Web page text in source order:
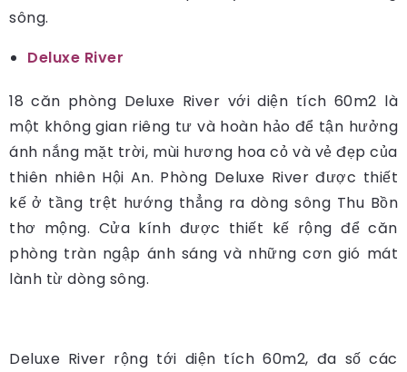
sông.
Deluxe River
18 căn phòng Deluxe River với diện tích 60m2 là
một không gian riêng tư và hoàn hảo để tận hưởng
ánh nắng mặt trời, mùi hương hoa cỏ và vẻ đẹp của
thiên nhiên Hội An. Phòng Deluxe River được thiết
kế ở tầng trệt hướng thẳng ra dòng sông Thu Bồn
thơ mộng. Cửa kính được thiết kế rộng để căn
phòng tràn ngập ánh sáng và những cơn gió mát
lành từ dòng sông.
Deluxe River rộng tới diện tích 60m2, đa số các